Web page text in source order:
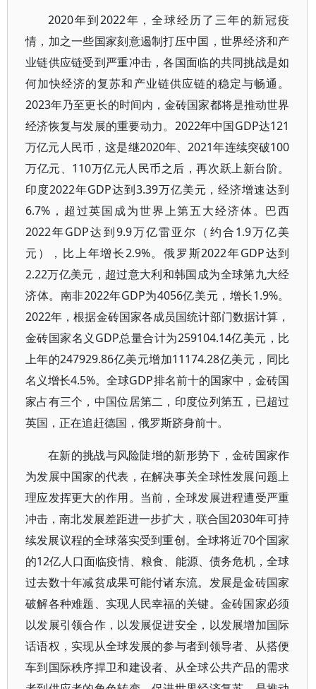
2020年到2022年，全球经历了三年的新冠疫
情，加之一些国家刻意遏制打压中国，世界经济和产
业链供应链受到严重冲击，各国面临的共同挑战是如
何加快经济的复苏和产业链供应链的稳定与畅通。
2023年乃至更长的时间内，金砖国家都将是推动世界
经济恢复与发展的重要动力。2022年中国GDP达121
万亿元人民币，这是继2020年、2021年连续突破100
万亿元、110万亿元人民币之后，再次跃上新台阶。
印度2022年GDP达到3.39万亿美元，经济增速达到
6.7%，超过英国成为世界上第五大经济体。巴西
2022年GDP达到9.9万亿雷亚尔（约合1.9万亿美
元），比上年增长2.9%。俄罗斯2022年GDP达到
2.22万亿美元，超过意大利和韩国成为全球第九大经
济体。南非2022年GDP为4056亿美元，增长1.9%。
2022年，根据金砖国家各成员国统计部门数据计算，
金砖国家名义GDP总量合计为259104.14亿美元，比
上年的247929.86亿美元增加11174.28亿美元，同比
名义增长4.5%。全球GDP排名前十的国家中，金砖国
家占有三个，中国位居第二，印度位列第五，已超过
英国，正在追赶德国，俄罗斯跻身前十。
在新的挑战与风险陡增的新形势下，金砖国家作
为发展中国家的代表，在解决事关全球性发展问题上
理应发挥更大的作用。当前，全球发展进程遭受严重
冲击，南北发展差距进一步扩大，联合国2030年可持
续发展议程的全球落实受到重创。全球将近70个国家
的12亿人口面临疫情、粮食、能源、债务危机，全球
过去数十年减贫成果可能付诸东流。发展是金砖国家
破解各种难题、实现人民幸福的关键。金砖国家必须
以发展引领合作，以发展促进安全，以发展增加国际
话语权，实现从全球发展的参与者到领导者、从搭便
车到国际秩序捍卫和建设者、从全球公共产品的需求